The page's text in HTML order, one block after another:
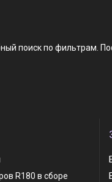
поиск по фильтрам.
R180 в сборе